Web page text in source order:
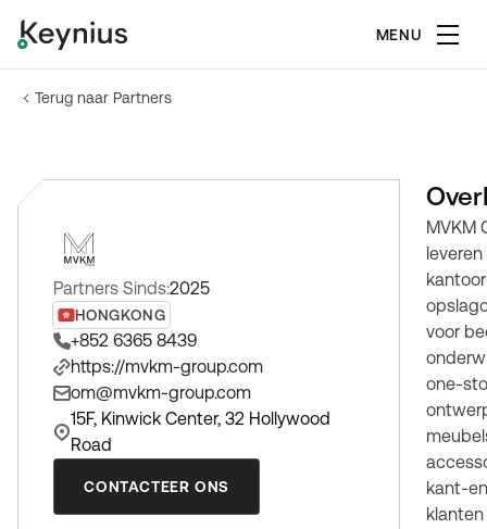
MENU
Terug naar Partners
Partners Sinds:2025
HONGKONG
+852 6365 8439
https://mvkm-group.com
om@mvkm-group.com
15F, Kinwick Center, 32 Hollywood
Road
CONTACTEER ONS
Over
MVKM
voor
one-
kant-